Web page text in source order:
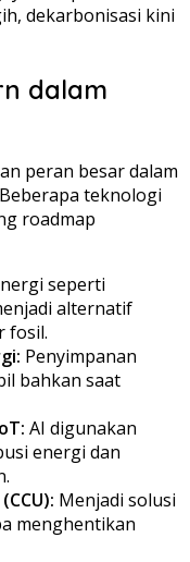
dekarbonisasi kini
dalam
peran besar dalam
teknologi
roadmap
seperti
alternatif
fosil.
Penyimpanan
bahkan saat
AI digunakan
energi dan
Menjadi solusi
menghentikan